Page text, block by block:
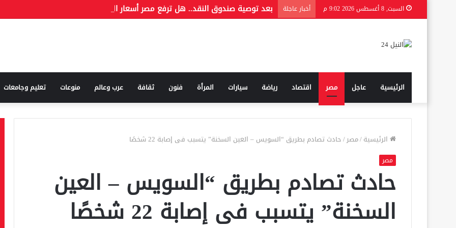
السبت, 8 أغسطس 2026 9:02 م أخبار عاجلة بعد توصية صندوق النقد.. هل ترفع مصر أسعار الوقود مجددًا؟
الرئيسية عاجل مصر اقتصاد رياضة سيارات المرأة فنون ثقافة عرب وعالم منوعات تعليم وجامعات
الرئيسية/مصر/حادث تصادم بطريق “السويس – العين السخنة” يتسبب فى إصابة 22 شخصًا
مصر
حادث تصادم بطريق “السويس – العين
السخنة” يتسبب فى إصابة 22 شخصًا